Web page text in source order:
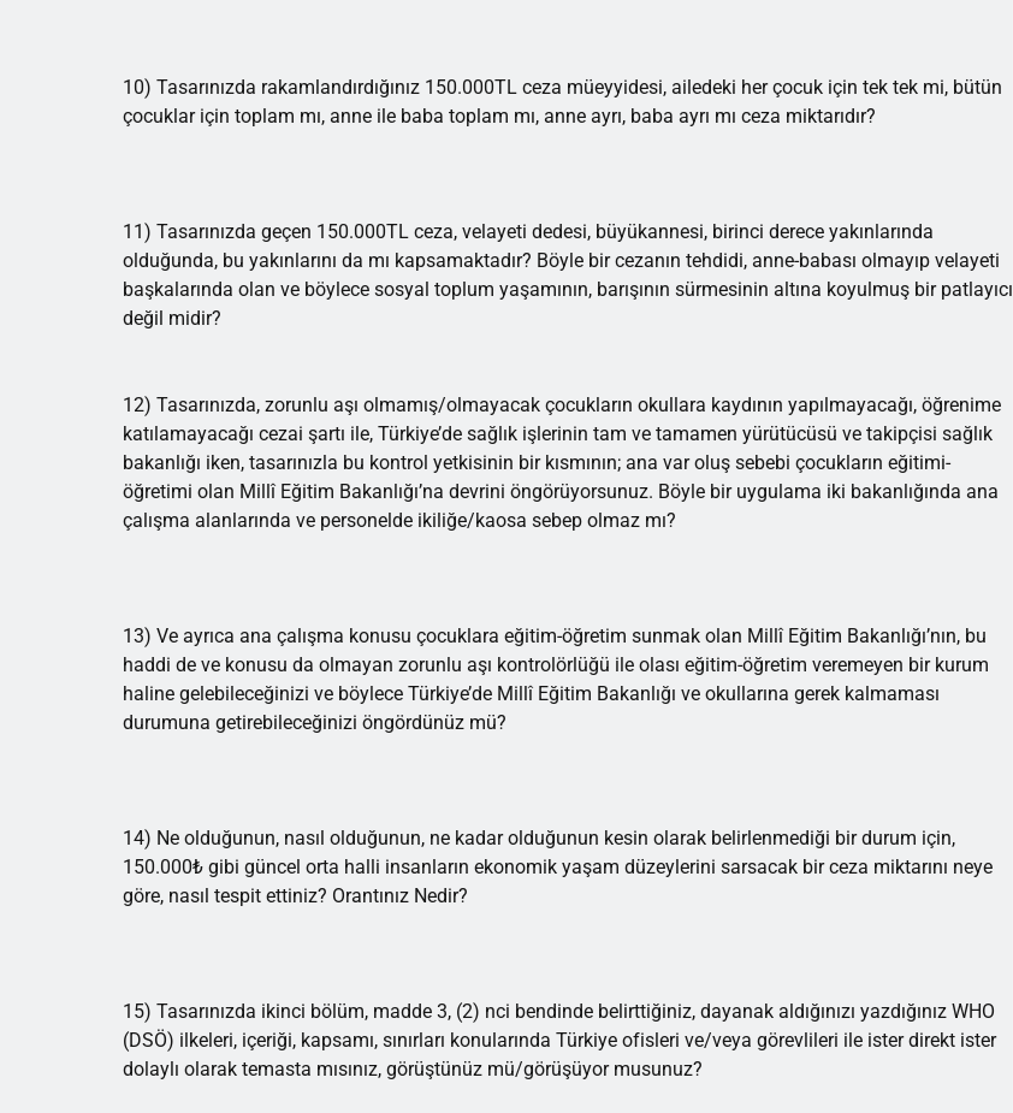
10) Tasarınızda rakamlandırdığınız 150.000TL ceza müeyyidesi, ailedeki her çocuk için tek tek mi, bütün
çocuklar için toplam mı, anne ile baba toplam mı, anne ayrı, baba ayrı mı ceza miktarıdır?
11) Tasarınızda geçen 150.000TL ceza, velayeti dedesi, büyükannesi, birinci derece yakınlarında
olduğunda, bu yakınlarını da mı kapsamaktadır? Böyle bir cezanın tehdidi, anne-babası olmayıp velayeti
başkalarında olan ve böylece sosyal toplum yaşamının, barışının sürmesinin altına koyulmuş bir patlayıcı
değil midir?
12) Tasarınızda, zorunlu aşı olmamış/olmayacak çocukların okullara kaydının yapılmayacağı, öğrenime
katılamayacağı cezai şartı ile, Türkiye’de sağlık işlerinin tam ve tamamen yürütücüsü ve takipçisi sağlık
bakanlığı iken, tasarınızla bu kontrol yetkisinin bir kısmının; ana var oluş sebebi çocukların eğitimi-
öğretimi olan Millî Eğitim Bakanlığı’na devrini öngörüyorsunuz. Böyle bir uygulama iki bakanlığında ana
çalışma alanlarında ve personelde ikiliğe/kaosa sebep olmaz mı?
13) Ve ayrıca ana çalışma konusu çocuklara eğitim-öğretim sunmak olan Millî Eğitim Bakanlığı’nın, bu
haddi de ve konusu da olmayan zorunlu aşı kontrolörlüğü ile olası eğitim-öğretim veremeyen bir kurum
haline gelebileceğinizi ve böylece Türkiye’de Millî Eğitim Bakanlığı ve okullarına gerek kalmaması
durumuna getirebileceğinizi öngördünüz mü?
14) Ne olduğunun, nasıl olduğunun, ne kadar olduğunun kesin olarak belirlenmediği bir durum için,
150.000₺ gibi güncel orta halli insanların ekonomik yaşam düzeylerini sarsacak bir ceza miktarını neye
göre, nasıl tespit ettiniz? Orantınız Nedir?
15) Tasarınızda ikinci bölüm, madde 3, (2) nci bendinde belirttiğiniz, dayanak aldığınızı yazdığınız WHO
(DSÖ) ilkeleri, içeriği, kapsamı, sınırları konularında Türkiye ofisleri ve/veya görevlileri ile ister direkt ister
dolaylı olarak temasta mısınız, görüştünüz mü/görüşüyor musunuz?